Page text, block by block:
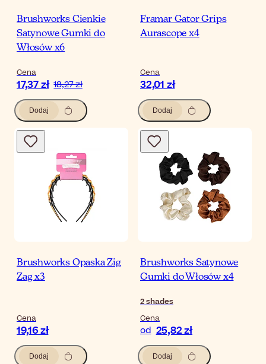
Brushworks Cienkie
Satynowe Gumki do
Włosów x6
Cena
17,37 zł 18,27 zł
Dodaj
Framar Gator Grips
Aurascope x4
Cena
32,01 zł
Dodaj
Brushworks Opaska Zig
Zag x3
Cena
19,16 zł
Dodaj
Brushworks Satynowe
Gumki do Włosów x4
2shades
Cena
od 25,82 zł
Dodaj